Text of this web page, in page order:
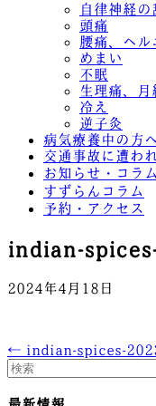
自律神経の
頭痛
腰痛、ヘル
めまい
不眠
生理痛、月
冷え
逆子灸
病気療養中の方へ
交通事故に遭わ
お知らせ・コラム
すずらんコラム
予約・アクセス
indian-
2024年4月18日
← indian-spices-